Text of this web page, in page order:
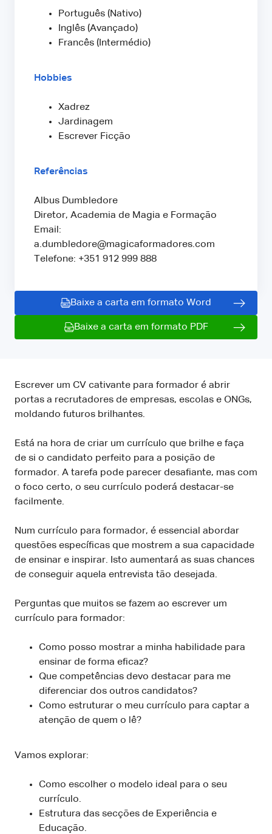
Português (Nativo)
Inglês (Avançado)
Francês (Intermédio)
Hobbies
Xadrez
Jardinagem
Escrever Ficção
Referências
Albus Dumbledore
Diretor, Academia de Magia e Formação
Email:
a.dumbledore@magicaformadores.com
Telefone: +351 912 999 888
Baixe a carta em formato Word
Baixe a carta em formato PDF
Escrever um CV cativante para formador é abrir
portas a recrutadores de empresas, escolas e ONGs,
moldando futuros brilhantes.
Está na hora de criar um currículo que brilhe e faça
de si o candidato perfeito para a posição de
formador. A tarefa pode parecer desafiante, mas com
o foco certo, o seu currículo poderá destacar-se
facilmente.
Num currículo para formador, é essencial abordar
questões específicas que mostrem a sua capacidade
de ensinar e inspirar. Isto aumentará as suas chances
de conseguir aquela entrevista tão desejada.
Perguntas que muitos se fazem ao escrever um
currículo para formador:
Como posso mostrar a minha habilidade para
ensinar de forma eficaz?
Que competências devo destacar para me
diferenciar dos outros candidatos?
Como estruturar o meu currículo para captar a
atenção de quem o lê?
Vamos explorar:
Como escolher o modelo ideal para o seu
currículo.
Estrutura das secções de Experiência e
Educação.